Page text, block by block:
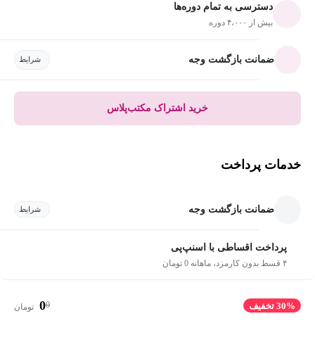
دسترسی به تمام دوره‌ها
بیش از ۴،۰۰۰ دوره
ضمانت بازگشت وجه شرایط
خرید اشتراک مکتب‌پلاس
خدمات پرداخت
ضمانت بازگشت وجه شرایط
پرداخت اقساطی با اسنپ‌پی
۴ قسط بدون کارمزد، ماهانه 0 تومان
30% تخفیف 0
0 تومان